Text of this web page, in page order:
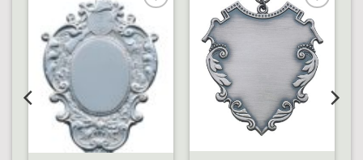
Add to
wishlist
Add to
wishlist